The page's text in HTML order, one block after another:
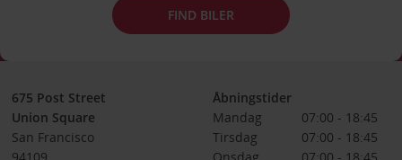
FIND BILER
675 Post Street
Union Square
San Francisco
Åbningstider
Mandag
07:00 - 18:45
Tirsdag
07:00 - 18:45